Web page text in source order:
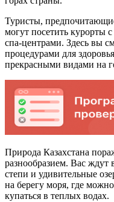
Туристы,
могут посетить курорты
спа-центрами. Здесь вы
процедурами для
прекрасными видами на
Природа Казахстана
разнообразием. Вас ждут
степи и удивительные
на берегу моря, где
купаться в теплых водах.